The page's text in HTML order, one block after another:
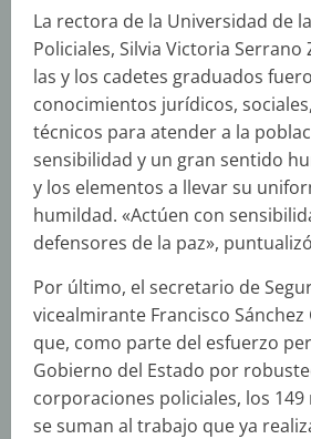
La rectora de la Universidad de
Policiales, Silvia Victoria
las y los cadetes graduados
conocimientos jurídicos,
técnicos para atender a la
sensibilidad y un gran sentido
y los elementos a llevar su
humildad. «Actúen con
defensores de la paz»,
Por último, el secretario de
vicealmirante Francisco
que, como parte del esfuerzo
Gobierno del Estado por
corporaciones policiales, los
se suman al trabajo que ya